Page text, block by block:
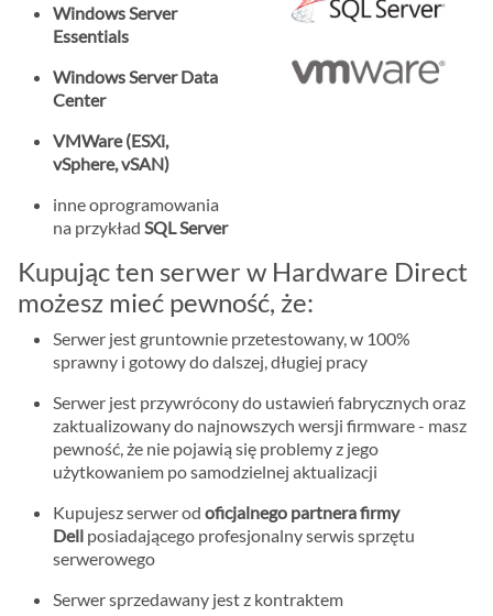
Windows Server
Essentials
Windows Server Data
Center
VMWare (ESXi,
vSphere, vSAN)
inne oprogramowania
na przykład SQL Server
Kupując ten serwer w Hardware Direct
możesz mieć pewność, że:
Serwer jest gruntownie przetestowany, w 100%
sprawny i gotowy do dalszej, długiej pracy
Serwer jest przywrócony do ustawień fabrycznych oraz
zaktualizowany do najnowszych wersji firmware - masz
pewność, że nie pojawią się problemy z jego
użytkowaniem po samodzielnej aktualizacji
Kupujesz serwer od oficjalnego partnera firmy
Dell posiadającego profesjonalny serwis sprzętu
serwerowego
Serwer sprzedawany jest z kontraktem